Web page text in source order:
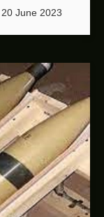
June 2023